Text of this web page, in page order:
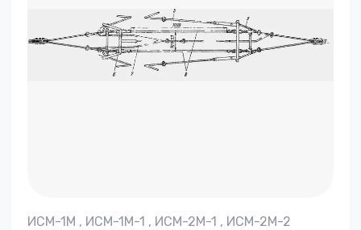
ИСМ-1М , ИСМ-1М-1 , ИСМ-2М-1 , ИСМ-2М-2